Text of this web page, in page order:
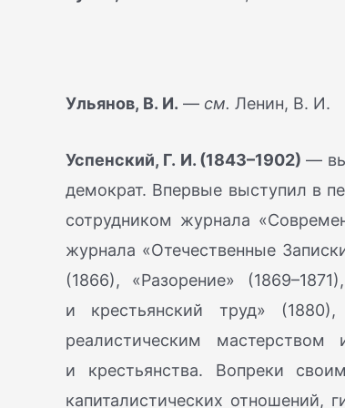
Ульянов, В. И. — см. Ленин, В. И.
Успенский, Г. И. (1843–1902) —
демократ. Впервые выступил в
сотрудником журнала
журнала «Отечественные
(1866), «Разорение»
и крестьянский труд»
реалистическим мастерством
и крестьянства. Вопреки
капиталистических отношений,